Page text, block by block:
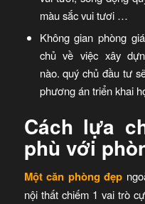
màu sắc vui tươi …
Không gian phòng
chủ về việc xây
nào. quý chủ đầu tư
phương án triển khai
Cách lựa
phù với
Một căn phòng đẹp
nội thất chiếm 1 vai trò